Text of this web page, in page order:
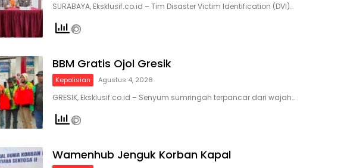
SURABAYA, Eksklusif.co.id – Tim Disaster Victim Identification (DVI)…
BBM Gratis Ojol Gresik
Kepolisian Agustus 4, 2026
GRESIK, Eksklusif.co.id – Senyum sumringah terpancar dari wajah…
Wamenhub Jenguk Korban Kapal